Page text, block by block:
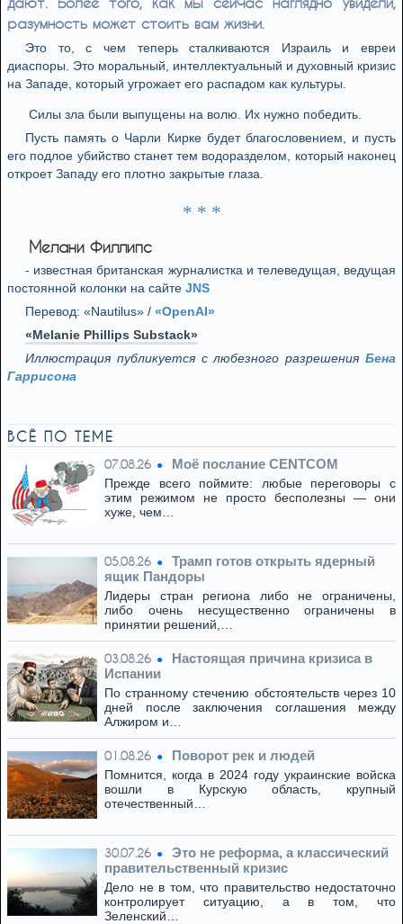
разумность может стоить вам жизни.
Это то, с чем теперь сталкиваются Израиль и евреи
диаспоры. Это моральный, интеллектуальный и духовный кризис
на Западе, который угрожает его распадом как культуры.
Силы зла были выпущены на волю. Их нужно победить.
Пусть память о Чарли Кирке будет благословением, и пусть
его подлое убийство станет тем водоразделом, который наконец
откроет Западу его плотно закрытые глаза.
* * *
Мелани Филлипс
- известная британская журналистка и телеведущая, ведущая
постоянной колонки на сайте JNS
Перевод: «Nautilus» / «OpenAI»
«Melanie Phillips Substack»
Иллюстрация публикуется с любезного разрешения Бена
Гаррисона
ВСЁ ПО ТЕМЕ
07.08.26 Моё послание CENTCOM
Прежде всего поймите: любые переговоры с
этим режимом не просто бесполезны — они
хуже, чем…
05.08.26
Трамп готов открыть ядерный
ящик Пандоры
Лидеры стран региона либо не ограничены,
либо очень несущественно ограничены в
принятии решений,…
03.08.26
Настоящая причина кризиса в
Испании
По странному стечению обстоятельств через 10
дней после заключения соглашения между
Алжиром и…
01.08.26 Поворот рек и людей
Помнится, когда в 2024 году украинские войска
вошли в Курскую область, крупный
отечественный…
30.07.26
Это не реформа, а классический
правительственный кризис
Дело не в том, что правительство недостаточно
контролирует ситуацию, а в том, что
Зеленский…